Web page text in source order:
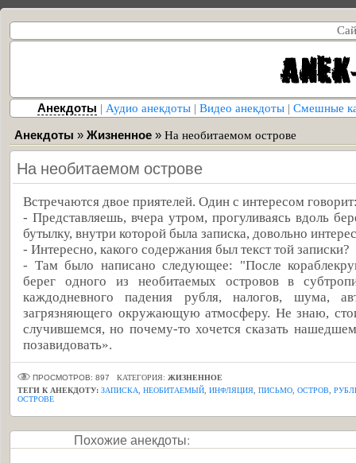
Анекдоты | Аудио анекдоты | Видео анекдоты | Смешные
Анекдоты » Жизненное » На необитаемом острове
На необитаемом острове
Встречаются двое приятелей. Один с интересом
- Представляешь, вчера утром, прогуливаясь вдоль
бутылку, внутри которой была записка, довольно
- Интересно, какого содержания был текст той записки?
- Там было написано следующее: "После
берег одного из необитаемых островов в
каждодневного падения рубля, налогов, шума,
загрязняющего окружающую атмосферу. Не знаю,
случившемся, но почему-то хочется сказать
позавидовать».
ПРОСМОТРОВ: 897 КАТЕГОРИЯ: ЖИЗНЕННОЕ
ТЕГИ К АНЕКДОТУ: ЗАПИСКА НЕОБИТАЕМЫЙ ИНФЛЯЦИЯ ПИСЬМО ОСТРОВ
ОСТРОВЕ
Похожие анекдоты: